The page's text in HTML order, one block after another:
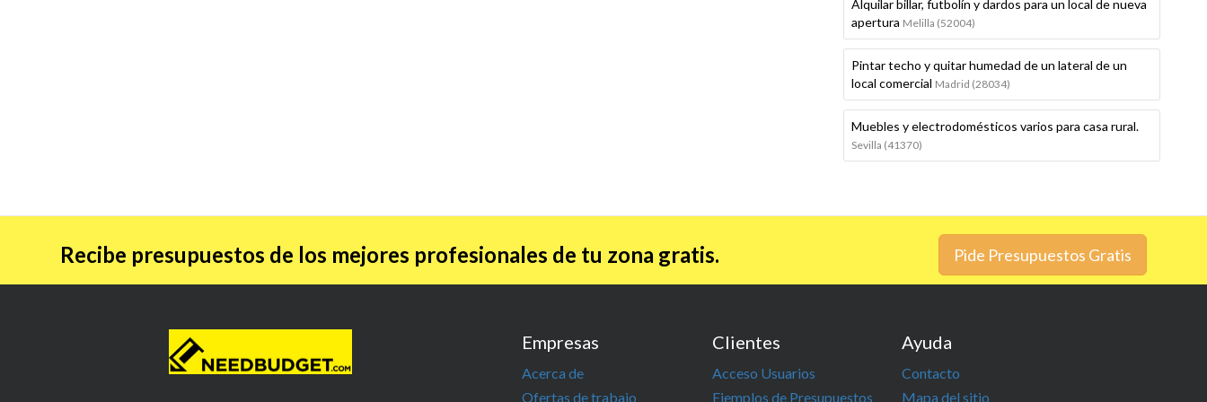
Alquilar billar, futbolín y dardos para un local de nueva
apertura Melilla (52004)
Pintar techo y quitar humedad de un lateral de un
local comercial Madrid (28034)
Muebles y electrodomésticos varios para casa rural.
Sevilla (41370)
Recibe presupuestos de los mejores profesionales de tu zona gratis. Pide Presupuestos Gratis
Empresas
Acerca de
Ofertas de trabajo
Clientes
Acceso Usuarios
Ejemplos de Presupuestos
Ayuda
Contacto
Mapa del sitio